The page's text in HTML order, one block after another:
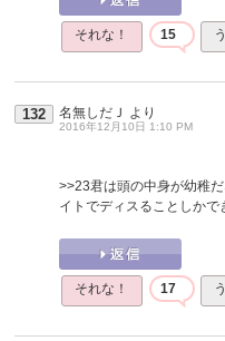
それな！ 15
132 名無しだＪ より
2016年12月10日 1:10 PM
>>23君は頭の中身が幼稚
イトでディスることしかで
それな！ 17